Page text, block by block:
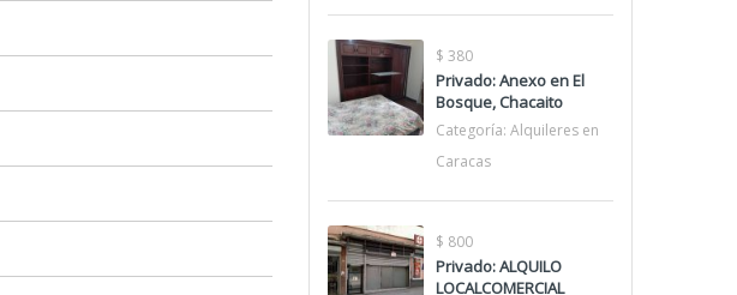
$ 380
Privado: Anexo en El
Bosque, Chacaito
Categoría: Alquileres en
Caracas
$ 800
Privado: ALQUILO
LOCALCOMERCIAL